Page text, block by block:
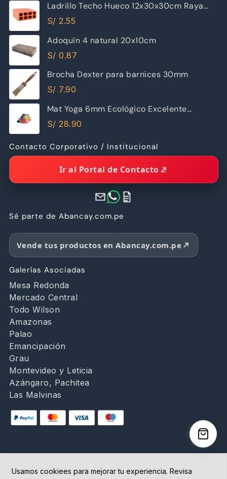
Ladrillo Techo Hueco 12x30x30cm Raya
Piramide
S/ 2.55
Adoquín 4 natural 20x10cm
S/ 0.87
Brocha Dexter para barnices 30mm
S/ 7.90
Mat Yoga 6mm Ecológico Excelente
Calidad
S/ 28.90
Contacto Corporativo / Institucional
Ir al Portal de Contacto
Sé parte de Abancay.com.pe
Vende tus productos en Abancay.com.pe
Galerías Asociadas
Mesa Redonda
Mercado Central
Todo Wilson
Amazonas
Palao
Emancipación
Grau
Montevideo y Leticia
Azángaro, Pachitea
Las Malvinas
Usamos cookiees para mejorar tu experiencia. Revisa